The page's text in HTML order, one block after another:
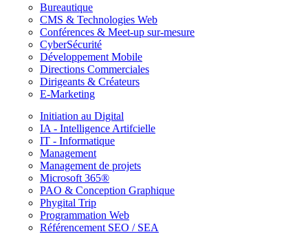
Bureautique
CMS & Technologies Web
Conférences & Meet-up sur-mesure
CyberSécurité
Développement Mobile
Directions Commerciales
Dirigeants & Créateurs
E-Marketing
Initiation au Digital
IA - Intelligence Artifcielle
IT - Informatique
Management
Management de projets
Microsoft 365®
PAO & Conception Graphique
Phygital Trip
Programmation Web
Référencement SEO / SEA